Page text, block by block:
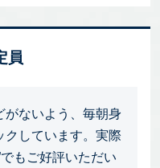
員
がないよう、毎朝身
クしています。実際
もご好評いただい